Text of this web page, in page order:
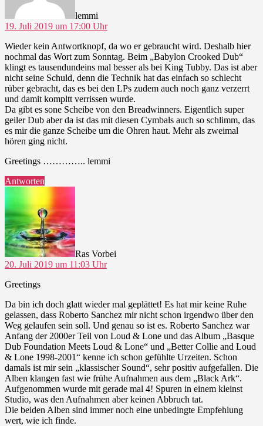
lemmi
19. Juli 2019 um 17:00 Uhr
Wieder kein Antwortknopf, da wo er gebraucht wird. Deshalb hier
nochmal das Wort zum Sonntag. Beim „Babylon Crooked Dub“
klingt es tausendundeins mal besser als bei King Tubby. Das ist aber
nicht seine Schuld, denn die Technik hat das einfach so schlecht
rüber gebracht, das es bei den LPs zudem auch noch ganz verzerrt
und damit kompltt verrissen wurde.
Da gibt es sone Scheibe von den Breadwinners. Eigentlich super
geiler Dub aber da ist das mit diesen Cymbals auch so schlimm, das
es mir die ganze Scheibe um die Ohren haut. Mehr als zweimal
hören ging nicht.
Greetings ………….. lemmi
Antworten
Ras Vorbei
20. Juli 2019 um 11:03 Uhr
Greetings
Da bin ich doch glatt wieder mal geplättet! Es hat mir keine Ruhe
gelassen, dass Roberto Sanchez mir nicht schon irgendwo über den
Weg gelaufen sein soll. Und genau so ist es. Roberto Sanchez war
Anfang der 2000er Teil von Loud & Lone und das Album „Basque
Dub Foundation Meets Loud & Lone“ und „Better Collie and Loud
& Lone 1998-2001“ kenne ich schon gefühlte Urzeiten. Schon
damals ist mir sein „klassischer Sound“, sehr positiv aufgefallen. Die
Alben klangen fast wie frühe Aufnahmen aus dem „Black Ark“.
Aufgenommen wurde mit gerade mal 4! Spuren in einem kleinst
Studio, was den Aufnahmen aber keinen Abbruch tat.
Die beiden Alben sind immer noch eine unbedingte Empfehlung
wert, wie ich finde.